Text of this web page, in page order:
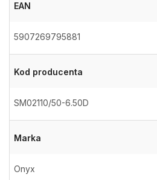
EAN
5907269795881
Kod producenta
SM02110/50-6.50D
Marka
Onyx